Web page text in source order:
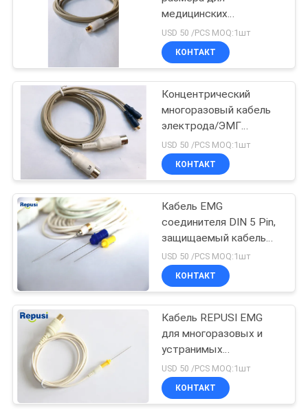
ПРОВЕРКА
СВЯЖИТЕСЬ
НОВОСТИ
СПРОСИТЕ
ЦИТАТУ
КАРТА
САЙТА
PRIVACY
POLICY
ЭМГ
концентрическая
игла емг
23
Электроды иглы
Субдермал
18
медицинских
аксессуаров
устранимых
USD 50 /PCS MOQ:1шт
КОНТАКТ
Концентрический
многоразовый кабель
электрода/ЭМГ
защищал кабель
USD 50 /PCS MOQ:1шт
КОНТАКТ
Кабель EMG
соединителя DIN 5 Pin,
защищаемый кабель
для электрода иглы
Concertric
USD 50 /PCS MOQ:1шт
КОНТАКТ
Кабель REPUSI EMG
для многоразовых и
устранимых
концентрических
электродов иглы
USD 50 /PCS MOQ:1шт
КОНТАКТ